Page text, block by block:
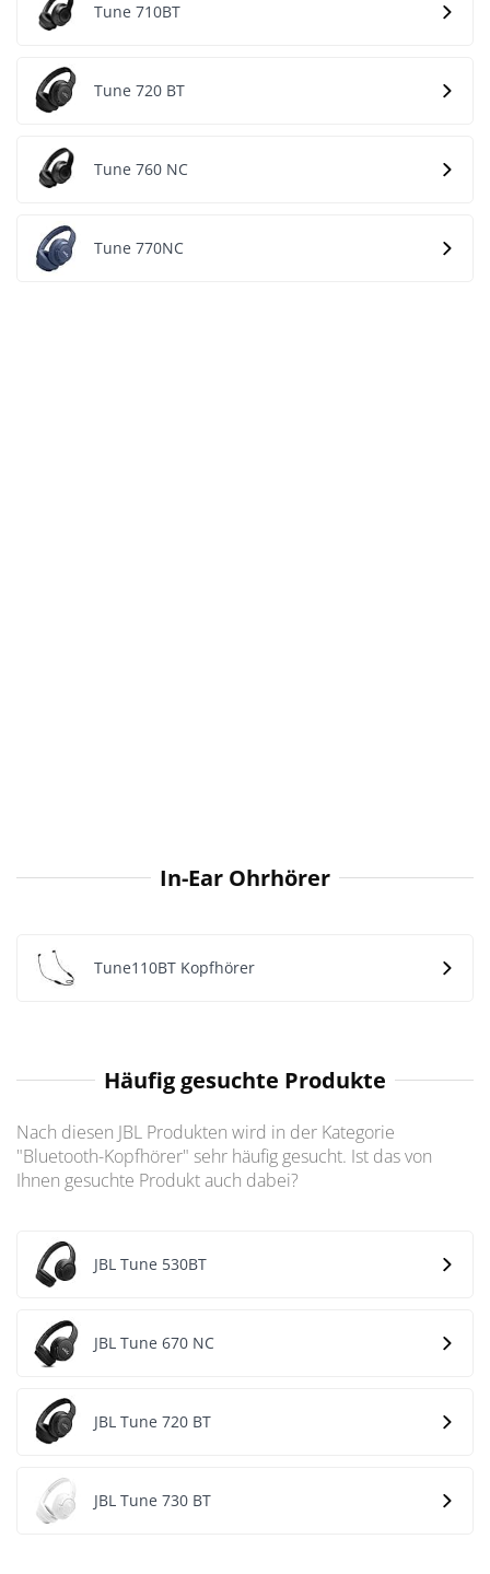
Tune 710BT
Tune 720 BT
Tune 760 NC
Tune 770NC
In-Ear Ohrhörer
Tune110BT Kopfhörer
Häufig gesuchte Produkte
Nach diesen JBL Produkten wird in der Kategorie
"Bluetooth-Kopfhörer" sehr häufig gesucht. Ist das von
Ihnen gesuchte Produkt auch dabei?
JBL Tune 530BT
JBL Tune 670 NC
JBL Tune 720 BT
JBL Tune 730 BT